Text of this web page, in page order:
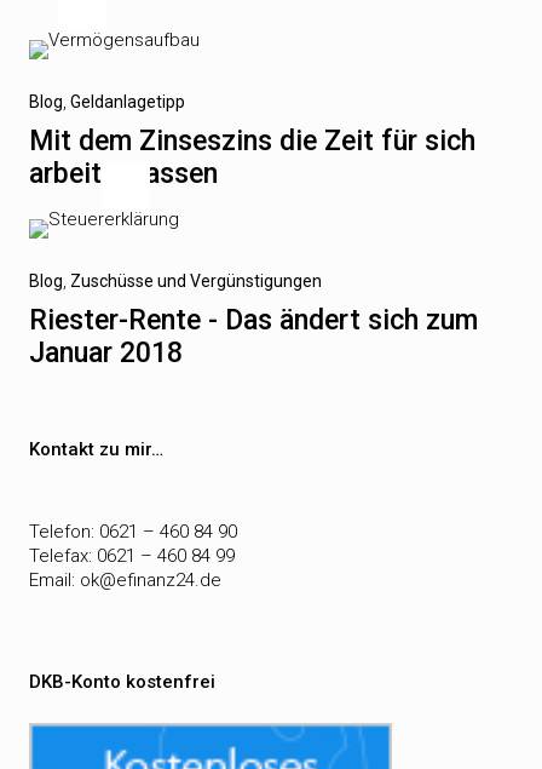
Beitragsnavigation
Vorheriger
Beitrag
Blog Geldanlagetipp
Mit dem Zinseszins die Zeit für sich
arbeiten lassen
Nächster
Beitrag
Blog Zuschüsse und Vergünstigungen
Riester-Rente - Das ändert sich zum
Januar 2018
Kontakt zu mir…
Telefon: 0621 – 460 84 90
Telefax: 0621 – 460 84 99
Email: ok@efinanz24.de
DKB-Konto kostenfrei